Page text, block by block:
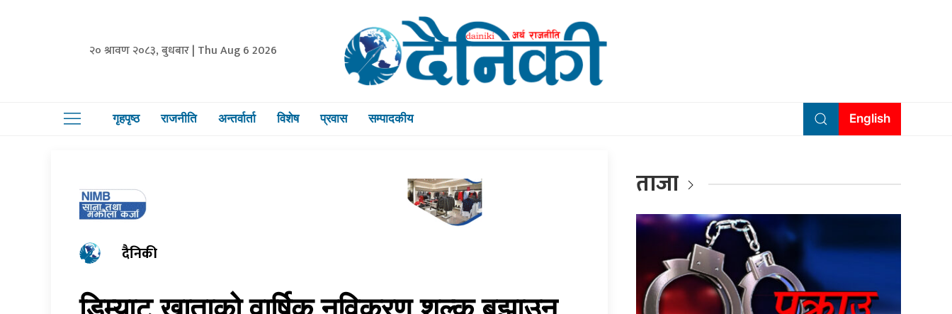
२० श्रावण २०८३, बुधबार | Thu Aug 6 2026
गृहपृष्ठ राजनीति अन्तर्वार्ता विशेष प्रवास सम्पादकीय English
दैनिकी
ताजा